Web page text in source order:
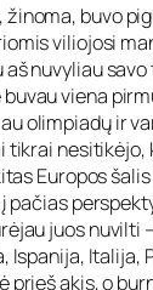
buvo
viliojosi
nuvyliau savo
viena
olimpiadų ir
tikrai nesitikėjo,
Europos
pačias
juos nuvilti
Ispanija, Italija,
prieš akis, o